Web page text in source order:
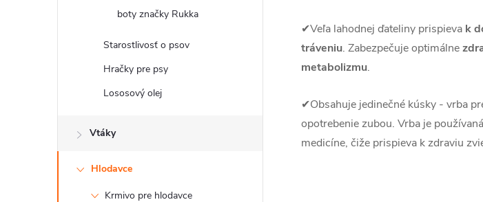
boty značky Rukka
Starostlivosť o psov
Hračky pre psy
Lososový olej
Vtáky
Hlodavce
Krmivo pre hlodavce
✔Veľa lahodnej ďateliny prispieva k
tráveniu. Zabezpečuje optimálne
metabolizmu.
✔Obsahuje jedinečné kúsky - vrba
opotrebenie zubou. Vrba je
medicíne, čiže prispieva k zdraviu